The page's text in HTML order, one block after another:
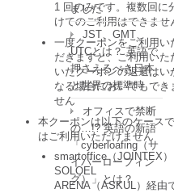
1 回のみです。複数回に
けてのご利用はできませ
一度クーポンをご利用い
だきますと、ご利用いた
いたクーポンの返還はい
なる場合においてもでき
せん
本クーポンは以下のケースで
はご利用いただけません
smartoffice（JOINTEX
SOLOEL
ARENA（ASKUL）経由
ました
JST、GMT、
UTCとは？ 英語で
押さえるべき日本
と世界の標準時
オフィスで禁断
の…!? 英語の新語
「cyberloafing（サ
イバーローフィン
グ）」とは？